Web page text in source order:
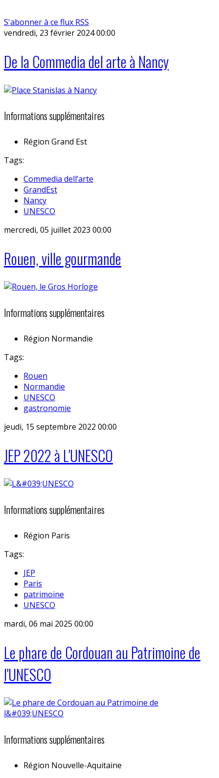
S'abonner à ce flux RSS
vendredi, 23 février 2024 00:00
De la Commedia del arte à Nancy
Informations supplémentaires
Région Grand Est
Tags:
Commedia dell’arte
GrandEst
Nancy
UNESCO
mercredi, 05 juillet 2023 00:00
Rouen, ville gourmande
Informations supplémentaires
Région Normandie
Tags:
Rouen
Normandie
UNESCO
gastronomie
jeudi, 15 septembre 2022 00:00
JEP 2022 à L'UNESCO
Informations supplémentaires
Région Paris
Tags:
JEP
Paris
patrimoine
UNESCO
mardi, 06 mai 2025 00:00
Le phare de Cordouan au Patrimoine de
l'UNESCO
Informations supplémentaires
Région Nouvelle-Aquitaine